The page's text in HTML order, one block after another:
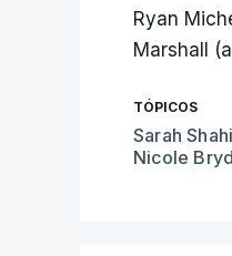
Ryan
Marshall
TÓPICOS
Sarah
Nicole